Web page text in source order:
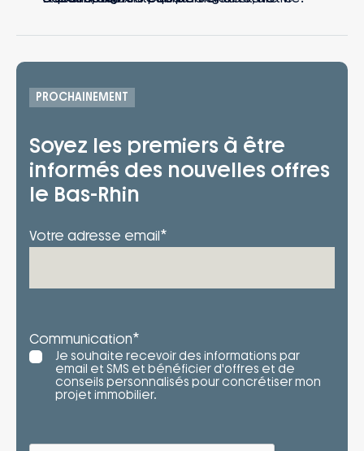
– Accompagnement dans le choix et
l’acquisition du terrain
protège en cas d’accidents de la vie.
PROCHAINEMENT
Soyez les premiers à être
informés des nouvelles offres
le Bas-Rhin
Votre adresse email *
Communication*
Je souhaite recevoir des informations par
email et SMS et bénéficier d'offres et de
conseils personnalisés pour concrétiser mon
projet immobilier.